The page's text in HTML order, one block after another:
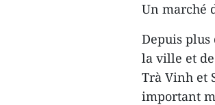
Un marché
Depuis
la ville et de
Trà Vinh et
important